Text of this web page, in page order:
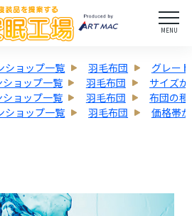
MENU
ショップ一覧 羽毛布団
グレー
ョップ一覧 羽毛布団
サイズ
ョップ一覧 羽毛布団
布団の
ショップ一覧 羽毛布団 価格帯